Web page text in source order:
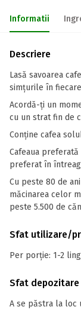
Informatii
Descriere
Lasă savoarea
simțurile în
Acordă-ți un
cu un strat fin de
Conține cafea
Cafeaua preferată
preferat în
Cu peste 80 de
măcinarea celor
peste 5.500 de
Sfat utilizare/
Per porție: 1-2
Sfat depozitare
A se păstra la loc